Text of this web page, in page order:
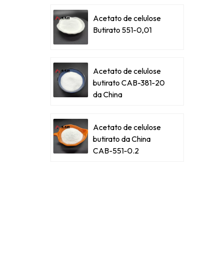
Acetato de celulose
Butirato 551-0,01
Acetato de celulose
butirato CAB-381-20
da China
Acetato de celulose
butirato da China
CAB-551-0.2